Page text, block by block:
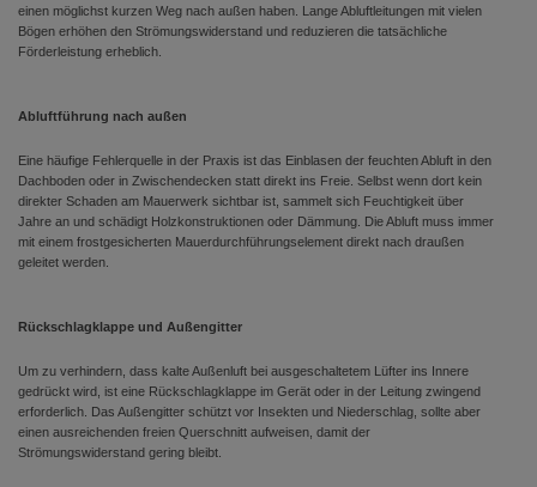
einen möglichst kurzen Weg nach außen haben. Lange Abluftleitungen mit vielen
Bögen erhöhen den Strömungswiderstand und reduzieren die tatsächliche
Förderleistung erheblich.
Abluftführung nach außen
Eine häufige Fehlerquelle in der Praxis ist das Einblasen der feuchten Abluft in den
Dachboden oder in Zwischendecken statt direkt ins Freie. Selbst wenn dort kein
direkter Schaden am Mauerwerk sichtbar ist, sammelt sich Feuchtigkeit über
Jahre an und schädigt Holzkonstruktionen oder Dämmung. Die Abluft muss immer
mit einem frostgesicherten Mauerdurchführungselement direkt nach draußen
geleitet werden.
Rückschlagklappe und Außengitter
Um zu verhindern, dass kalte Außenluft bei ausgeschaltetem Lüfter ins Innere
gedrückt wird, ist eine Rückschlagklappe im Gerät oder in der Leitung zwingend
erforderlich. Das Außengitter schützt vor Insekten und Niederschlag, sollte aber
einen ausreichenden freien Querschnitt aufweisen, damit der
Strömungswiderstand gering bleibt.